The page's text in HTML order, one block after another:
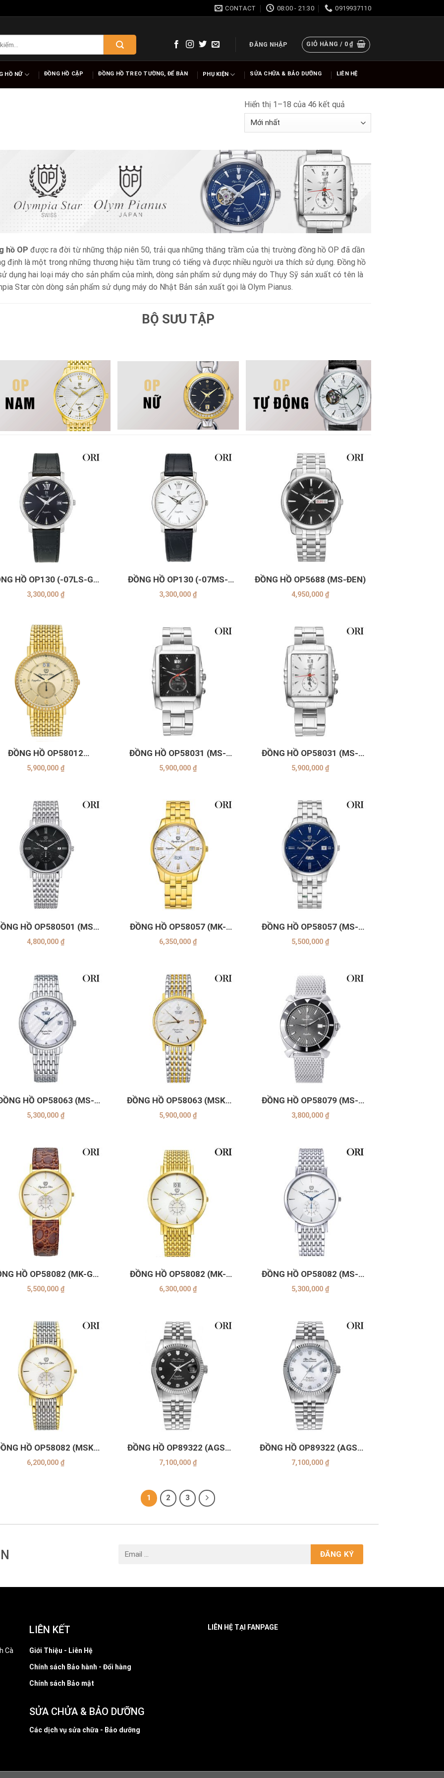
CONTACT 08:00 - 21:30 0919937110
ĐĂNG NHẬP GIỎ HÀNG / 0₫
HỒ NỮ ĐỒNG HỒ CẶP ĐỒNG HỒ TREO TƯỜNG, ĐỂ BÀN PHỤ KIỆN SỬA CHỮA & BẢO DƯỠNG LIÊN HỆ
Hiển thị 1–18 của 46 kết quả
hồ OP được ra đời từ những thập niên 50, trải qua những thăng trầm của thị trường đồng hồ OP đã dần
định là một trong những thương hiệu tầm trung có tiếng và được nhiều người ưa thích sử dụng. Đồng hồ
dụng hai loại máy cho sản phẩm của mình, dòng sản phẩm sử dụng máy do Thụy Sỹ sản xuất có tên là
Star còn dòng sản phẩm sử dụng máy do Nhật Bản sản xuất gọi là Olym Pianus.
BỘ SƯU TẬP
HỒ OP130 (-07LS-GL-
ĐEN)
3,300,000₫
ĐỒNG HỒ OP130 (-07MS-
GL-Trắng)
3,300,000 ₫
ĐỒNG HỒ OP5688 (MS-ĐEN)
4,950,000 ₫
ĐỒNG HỒ OP58012
(-04DMK-VÀNG)
5,900,000₫
ĐỒNG HỒ OP58031 (MS-
ĐEN)
5,900,000 ₫
ĐỒNG HỒ OP58031 (MS-
TRẮNG)
5,900,000 ₫
HỒ OP580501 (MS-
ĐEN)
4,800,000₫
ĐỒNG HỒ OP58057 (MK-
Trắng)
6,350,000 ₫
ĐỒNG HỒ OP58057 (MS-
Xanh)
5,500,000 ₫
HỒ OP58063 (MS-
TRẮNG)
5,300,000₫
ĐỒNG HỒ OP58063 (MSK-
TRẮNG)
5,900,000 ₫
ĐỒNG HỒ OP58079 (MS-
ĐEN)
3,800,000 ₫
HỒ OP58082 (MK-GL-
TRẮNG)
5,500,000₫
ĐỒNG HỒ OP58082 (MK-
Trắng)
6,300,000 ₫
ĐỒNG HỒ OP58082 (MS-
TRẮNG)
5,300,000 ₫
HỒ OP58082 (MSK-
Trắng)
6,200,000₫
ĐỒNG HỒ OP89322 (AGS-
Đen)
7,100,000 ₫
ĐỒNG HỒ OP89322 (AGS-
TRẮNG)
7,100,000 ₫
1 2 3
Cà
LIÊN KẾT
Giới Thiệu - Liên Hệ
Chính sách Bảo hành - Đổi hàng
Chính sách Bảo mật
SỬA CHỬA & BẢO DƯỠNG
Các dịch vụ sửa chữa - Bảo dưỡng
LIÊN HỆ TẠI FANPAGE